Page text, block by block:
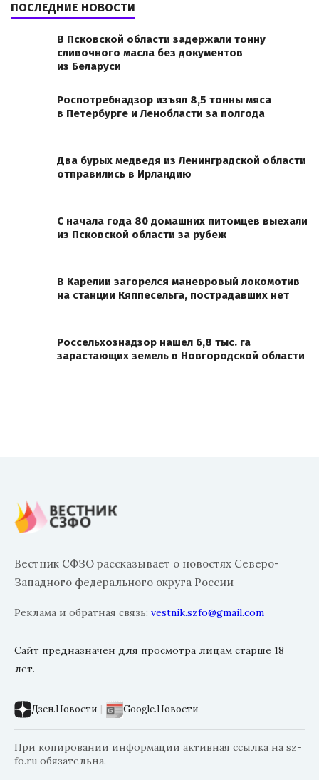
ПОСЛЕДНИЕ НОВОСТИ
В Псковской области задержали тонну
сливочного масла без документов
из Беларуси
Роспотребнадзор изъял 8,5 тонны мяса
в Петербурге и Ленобласти за полгода
Два бурых медведя из Ленинградской области
отправились в Ирландию
С начала года 80 домашних питомцев выехали
из Псковской области за рубеж
В Карелии загорелся маневровый локомотив
на станции Кяппесельга, пострадавших нет
Россельхознадзор нашел 6,8 тыс. га
зарастающих земель в Новгородской области
Вестник СФЗО рассказывает о новостях Северо-
Западного федерального округа России
Реклама и обратная связь: vestnik.szfo@gmail.com
Сайт предназначен для просмотра лицам старше 18
лет.
Дзен.Новости | Google.Новости
При копировании информации активная ссылка на sz-
fo.ru обязательна.